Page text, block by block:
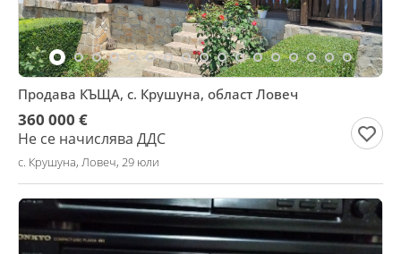
Продава КЪЩА, с. Крушуна, област Ловеч
360 000 €
Не се начислява ДДС
с. Крушуна, Ловеч, 29 юли